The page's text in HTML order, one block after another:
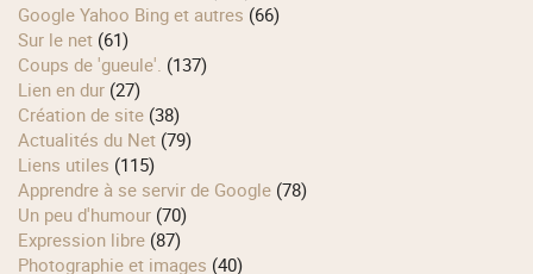
Google Yahoo Bing et autres (66)
Sur le net (61)
Coups de 'gueule'. (137)
Lien en dur (27)
Création de site (38)
Actualités du Net (79)
Liens utiles (115)
Apprendre à se servir de Google (78)
Un peu d'humour (70)
Expression libre (87)
Photographie et images (40)